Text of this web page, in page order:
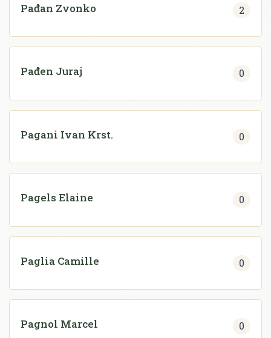
Pađan Zvonko 2
Pađen Juraj 0
Pagani Ivan Krst. 0
Pagels Elaine 0
Paglia Camille 0
Pagnol Marcel 0